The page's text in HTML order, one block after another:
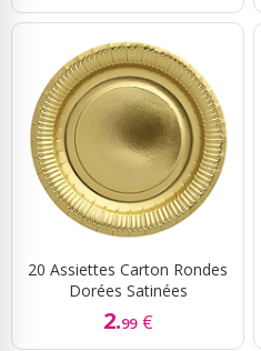
20 Assiettes Carton Rondes
Dorées Satinées
2.99 €